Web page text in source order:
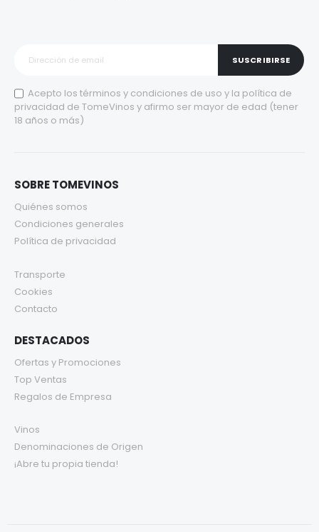
SUSCRIBIRSE
Acepto los términos y condiciones de uso y la política de
privacidad de TomeVinos y afirmo ser mayor de edad (tener
18 años o más)
SOBRE TOMEVINOS
Quiénes somos
Condiciones generales
Política de privacidad
Transporte
Cookies
Contacto
DESTACADOS
Ofertas y Promociones
Top Ventas
Regalos de Empresa
Vinos
Denominaciones de Origen
¡Abre tu propia tienda!